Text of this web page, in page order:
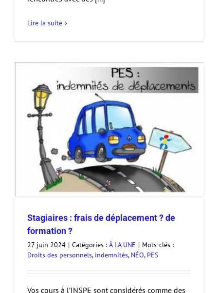
Lire la suite
Stagiaires : frais de déplacement ? de
formation ?
27 juin 2024 | Catégories : À LA UNE | Mots-clés :
Droits des personnels, indemnités, NÉO, PES
Vos cours à l’INSPE sont considérés comme des